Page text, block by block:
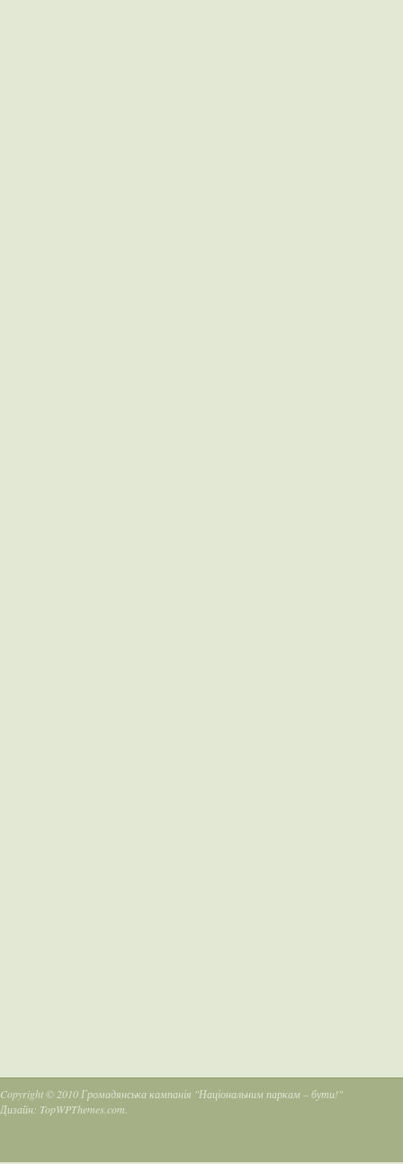
Copyright © 2010 Громадянська кампанія "Національним паркам – бути!"
Дизайн: TopWPThemes.com